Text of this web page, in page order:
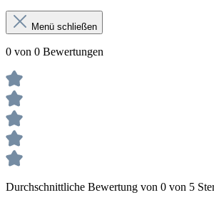
Menü schließen
0 von 0 Bewertungen
Durchschnittliche Bewertung von 0 von 5